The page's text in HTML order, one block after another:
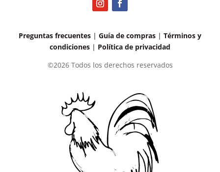
Preguntas frecuentes | Guía de compras | Términos y
condiciones | Política de privacidad
©2026 Todos los derechos reservados